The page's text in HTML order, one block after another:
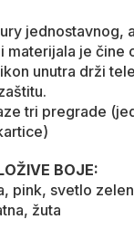
jednostavnog,
materijala je čine
unutra drži
tri pregrade
BOJE:
pink, svetlo
žuta